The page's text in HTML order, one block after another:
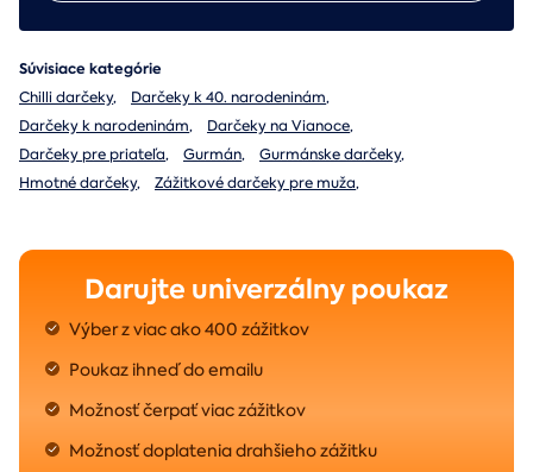
Súvisiace kategórie
Chilli darčeky, Darčeky k 40. narodeninám,
Darčeky k narodeninám, Darčeky na Vianoce,
Darčeky pre priateľa, Gurmán, Gurmánske darčeky,
Hmotné darčeky, Zážitkové darčeky pre muža,
Darujte univerzálny poukaz
Výber z viac ako 400 zážitkov
Poukaz ihneď do emailu
Možnosť čerpať viac zážitkov
Možnosť doplatenia drahšieho zážitku